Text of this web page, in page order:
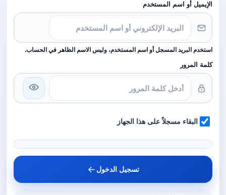
الإيميل أو اسم المستخدم
استخدم البريد المسجل أو اسم المستخدم، وليس الاسم الظاهر في الحساب.
كلمة المرور
البقاء مسجلاً على هذا الجهاز
تسجيل الدخول